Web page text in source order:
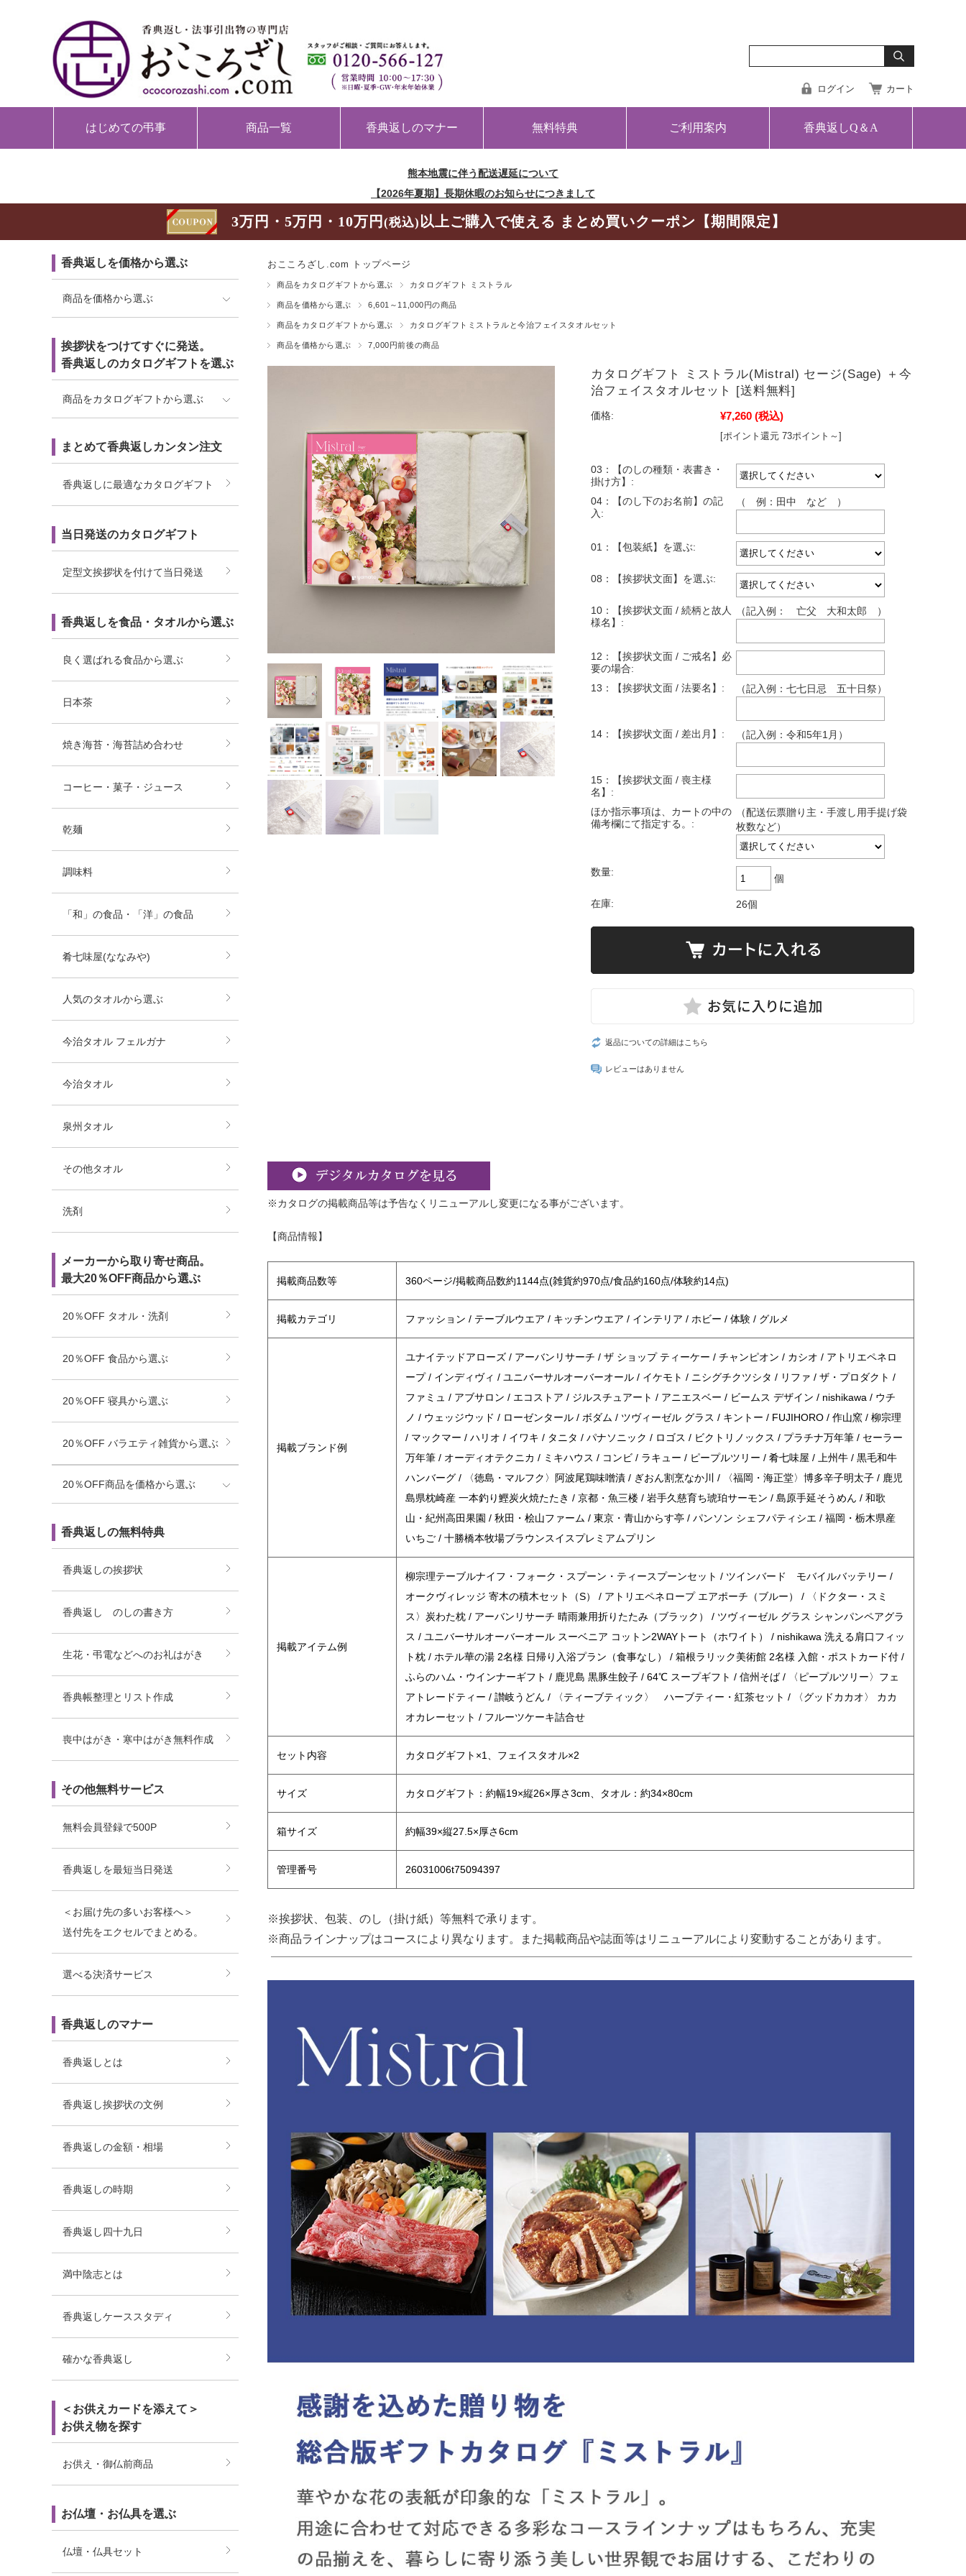
ログイン カート
はじめての弔事 商品一覧 香典返しのマナー 無料特典 ご利用案内 香典返しQ＆A
熊本地震に伴う配送遅延について
【2026年夏期】長期休暇のお知らせにつきまして
3万円・5万円・10万円 (税込) 以上ご購入で使える まとめ買いクーポン【期間限定】
おこころざし.com トップページ
商品をカタログギフトから選ぶ カタログギフト ミストラル
商品を価格から選ぶ 6,601～11,000円の商品
商品をカタログギフトから選ぶ カタログギフトミストラルと今治フェイスタオルセット
商品を価格から選ぶ 7,000円前後の商品
カタログギフト ミストラル(Mistral) セージ(Sage) ＋今
治フェイスタオルセット [送料無料]
価格: ¥7,260 (税込)
[ポイント還元 73ポイント～]
03：【のしの種類・表書き・
掛け方】:
04：【のし下のお名前】の記
入:
（ 例：田中 など ）
01：【包装紙】を選ぶ:
08：【挨拶状文面】を選ぶ:
10：【挨拶状文面 / 続柄と故人
様名】:
（記入例： 亡父 大和太郎 ）
12：【挨拶状文面 / ご戒名】必
要の場合:
13：【挨拶状文面 / 法要名】:
（記入例：七七日忌 五十日祭）
14：【挨拶状文面 / 差出月】: （記入例：令和5年1月）
15：【挨拶状文面 / 喪主様
名】:
ほか指示事項は、カートの中の
備考欄にて指定する。:
（配送伝票贈り主・手渡し用手提げ袋
枚数など）
数量:
個
在庫: 26個
返品についての詳細はこちら
レビューはありません
※カタログの掲載商品等は予告なくリニューアルし変更になる事がございます。
【商品情報】
掲載商品数等 360ページ/掲載商品数約1144点(雑貨約970点/食品約160点/体験約14点)
掲載カテゴリ ファッション / テーブルウエア / キッチンウエア / インテリア / ホビー / 体験 / グルメ
掲載ブランド例
ユナイテッドアローズ / アーバンリサーチ / ザ ショップ ティーケー / チャンピオン / カシオ / アトリエペネロ
ープ / インディヴィ / ユニバーサルオーバーオール / イケモト / ニシグチクツシタ / リファ / ザ・プロダクト /
ファミュ / アブサロン / エコストア / ジルスチュアート / アニエスベー / ビームス デザイン / nishikawa / ウチ
ノ / ウェッジウッド / ローゼンタール / ボダム / ツヴィーゼル グラス / キントー / FUJIHORO / 作山窯 / 柳宗理
/ マックマー / ハリオ / イワキ / タニタ / パナソニック / ロゴス / ビクトリノックス / プラチナ万年筆 / セーラー
万年筆 / オーディオテクニカ / ミキハウス / コンビ / ラキュー / ピープルツリー / 肴七味屋 / 上州牛 / 黒毛和牛
ハンバーグ / 〈徳島・マルフク〉阿波尾鶏味噌漬 / ぎおん割烹なか川 / 〈福岡・海正堂〉博多辛子明太子 / 鹿児
島県枕崎産 一本釣り鰹炭火焼たたき / 京都・魚三楼 / 岩手久慈育ち琥珀サーモン / 島原手延そうめん / 和歌
山・紀州高田果園 / 秋田・桧山ファーム / 東京・青山からす亭 / パンソン シェフパティシエ / 福岡・栃木県産
いちご / 十勝橋本牧場ブラウンスイスプレミアムプリン
掲載アイテム例
柳宗理テーブルナイフ・フォーク・スプーン・ティースプーンセット / ツインバード モバイルバッテリー /
オークヴィレッジ 寄木の積木セット（S） / アトリエペネロープ エアポーチ（ブルー） / 〈ドクター・スミ
ス〉炭わた枕 / アーバンリサーチ 晴雨兼用折りたたみ（ブラック） / ツヴィーゼル グラス シャンパンペアグラ
ス / ユニバーサルオーバーオール スーベニア コットン2WAYトート（ホワイト） / nishikawa 洗える肩口フィッ
ト枕 / ホテル華の湯 2名様 日帰り入浴プラン（食事なし） / 箱根ラリック美術館 2名様 入館・ポストカード付 /
ふらのハム・ウインナーギフト / 鹿児島 黒豚生餃子 / 64℃ スープギフト / 信州そば / 〈ピープルツリー〉フェ
アトレードティー / 讃岐うどん / 〈ティーブティック〉 ハーブティー・紅茶セット / 〈グッドカカオ〉 カカ
オカレーセット / フルーツケーキ詰合せ
セット内容 カタログギフト×1、フェイスタオル×2
サイズ カタログギフト：約幅19×縦26×厚さ3cm、タオル：約34×80cm
箱サイズ 約幅39×縦27.5×厚さ6cm
管理番号 26031006t75094397
※挨拶状、包装、のし（掛け紙）等無料で承ります。
※商品ラインナップはコースにより異なります。また掲載商品や誌面等はリニューアルにより変動することがあります。
香典返しを価格から選ぶ
商品を価格から選ぶ
挨拶状をつけてすぐに発送。
香典返しのカタログギフトを選ぶ
商品をカタログギフトから選ぶ
まとめて香典返しカンタン注文
香典返しに最適なカタログギフト
当日発送のカタログギフト
定型文挨拶状を付けて当日発送
香典返しを食品・タオルから選ぶ
良く選ばれる食品から選ぶ
日本茶
焼き海苔・海苔詰め合わせ
コーヒー・菓子・ジュース
乾麺
調味料
「和」の食品・「洋」の食品
肴七味屋(ななみや)
人気のタオルから選ぶ
今治タオル フェルガナ
今治タオル
泉州タオル
その他タオル
洗剤
メーカーから取り寄せ商品。
最大20％OFF商品から選ぶ
20％OFF タオル・洗剤
20％OFF 食品から選ぶ
20％OFF 寝具から選ぶ
20％OFF バラエティ雑貨から選ぶ
20％OFF商品を価格から選ぶ
香典返しの無料特典
香典返しの挨拶状
香典返し のしの書き方
生花・弔電などへのお礼はがき
香典帳整理とリスト作成
喪中はがき・寒中はがき無料作成
その他無料サービス
無料会員登録で500P
香典返しを最短当日発送
＜お届け先の多いお客様へ＞
送付先をエクセルでまとめる。
選べる決済サービス
香典返しのマナー
香典返しとは
香典返し挨拶状の文例
香典返しの金額・相場
香典返しの時期
香典返し四十九日
満中陰志とは
香典返しケーススタディ
確かな香典返し
＜お供えカードを添えて＞
お供え物を探す
お供え・御仏前商品
お仏壇・お仏具を選ぶ
仏壇・仏具セット